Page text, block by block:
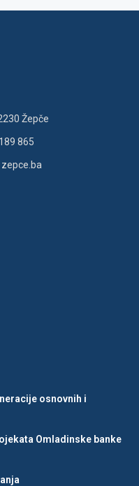
Žepče
865
zepce.ba
osnovnih i
Omladinske banke